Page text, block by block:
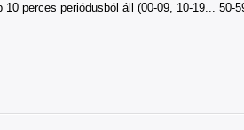
perces periódusból áll (00-09, 10-19...